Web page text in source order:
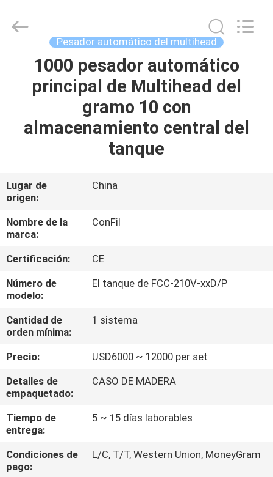
HOGAR
PRODUCTOS
SOBRE
NOSOTROS
VIAJE
DE
LA
FÁBRICA
DE
CALIDAD
PIDA
CITA
ConFil
System.
Pesador automático del multihead
1000 pesador automático
principal de Multihead del
gramo 10 con
almacenamiento central del
tanque
Lugar de
origen:
China
Nombre de la
marca:
ConFil
Certificación:
CE
Número de
modelo:
El tanque de FCC-210V-xxD/P
Cantidad de
orden mínima:
1 sistema
Precio:
USD6000 ~ 12000 per set
Detalles de
empaquetado:
CASO DE MADERA
Tiempo de
entrega:
5 ~ 15 días laborables
Condiciones de
pago:
L/C, T/T, Western Union, MoneyGram